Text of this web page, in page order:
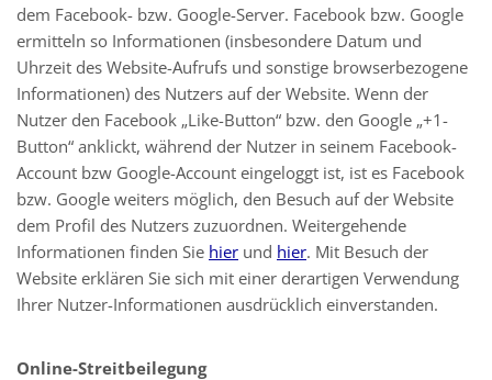
dem Facebook- bzw. Google-Server. Facebook bzw. Google
ermitteln so Informationen (insbesondere Datum und
Uhrzeit des Website-Aufrufs und sonstige browserbezogene
Informationen) des Nutzers auf der Website. Wenn der
Nutzer den Facebook „Like-Button“ bzw. den Google „+1-
Button“ anklickt, während der Nutzer in seinem Facebook-
Account bzw Google-Account eingeloggt ist, ist es Facebook
bzw. Google weiters möglich, den Besuch auf der Website
dem Profil des Nutzers zuzuordnen. Weitergehende
Informationen finden Sie hier und hier. Mit Besuch der
Website erklären Sie sich mit einer derartigen Verwendung
Ihrer Nutzer-Informationen ausdrücklich einverstanden.
Online-Streitbeilegung